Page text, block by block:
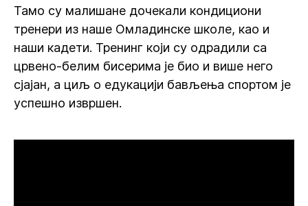
Тамо су малишане дочекали кондициони
тренери из наше Омладинске школе, као и
наши кадети. Тренинг који су одрадили са
црвено-белим бисерима је био и више него
сјајан, а циљ о едукацији бављења спортом је
успешно извршен.